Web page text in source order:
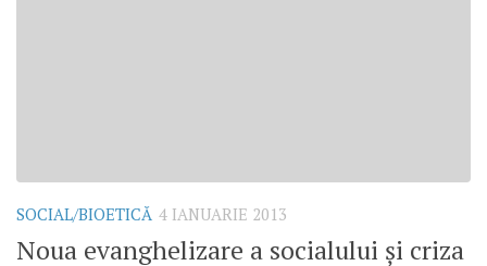
SOCIAL/BIOETICĂ 4 IANUARIE 2013
Noua evanghelizare a socialului şi criza